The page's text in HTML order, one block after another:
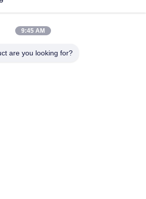
9:45 AM
are you looking for?